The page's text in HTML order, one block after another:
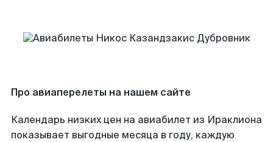
Про авиаперелеты на нашем сайте
Календарь низких цен на авиабилет из Ираклиона
показывает выгодные месяца в году, каждую